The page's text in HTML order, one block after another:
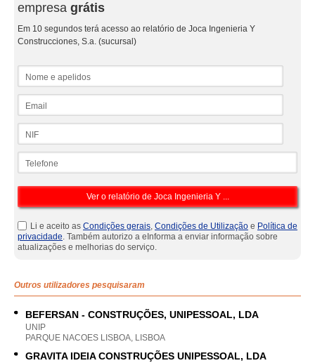
empresa grátis
Em 10 segundos terá acesso ao relatório de Joca Ingenieria Y
Construcciones, S.a. (sucursal)
Li e aceito as Condições gerais, Condições de Utilização e Política de
privacidade. Também autorizo a eInforma a enviar informação sobre
atualizações e melhorias do serviço.
Outros utilizadores pesquisaram
BEFERSAN - CONSTRUÇÕES, UNIPESSOAL, LDA
UNIP
PARQUE NACOES LISBOA, LISBOA
GRAVITA IDEIA CONSTRUÇÕES UNIPESSOAL, LDA